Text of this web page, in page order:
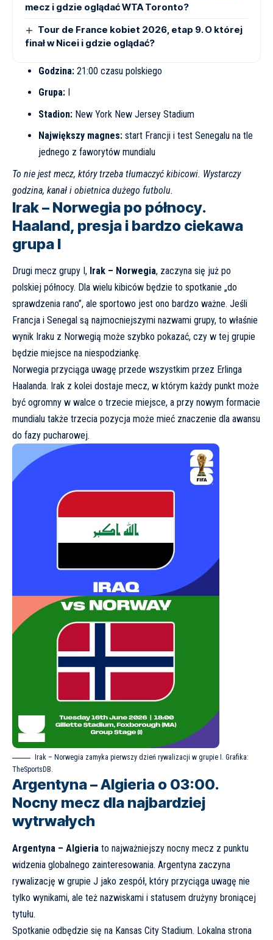
mecz i gdzie oglądać WTA Toronto?
Tour de France kobiet 2026, etap 9. O której
finał w Nicei i gdzie oglądać?
Godzina:21:00 czasu polskiego
Grupa:I
Stadion:New York New Jersey Stadium
Największy magnes:start Francji i test Senegalu na tle
jednego z faworytów mundialu
To nie jest mecz, który trzeba tłumaczyć kibicowi. Wystarczy
godzina, kanał i obietnica dużego futbolu.
Irak – Norwegia po północy.
Haaland, presja i bardzo ciekawa
grupa I
Drugi mecz grupy I, Irak – Norwegia, zaczyna się już po
polskiej północy. Dla wielu kibiców będzie to spotkanie „do
sprawdzenia rano”, ale sportowo jest ono bardzo ważne. Jeśli
Francja i Senegal są najmocniejszymi nazwami grupy, to właśnie
wynik Iraku z Norwegią może szybko pokazać, czy w tej grupie
będzie miejsce na niespodziankę.
Norwegia przyciąga uwagę przede wszystkim przez Erlinga
Haalanda. Irak z kolei dostaje mecz, w którym każdy punkt może
być ogromny w walce o trzecie miejsce, a przy nowym formacie
mundialu także trzecia pozycja może mieć znaczenie dla awansu
do fazy pucharowej.
Irak – Norwegia zamyka pierwszy dzień rywalizacji w grupie I. Grafika:
TheSportsDB.
Argentyna – Algieria o 03:00.
Nocny mecz dla najbardziej
wytrwałych
Argentyna – Algieria to najważniejszy nocny mecz z punktu
widzenia globalnego zainteresowania. Argentyna zaczyna
rywalizację w grupie J jako zespół, który przyciąga uwagę nie
tylko wynikami, ale też nazwiskami i statusem drużyny broniącej
tytułu.
Spotkanie odbędzie się na Kansas City Stadium. Lokalna strona